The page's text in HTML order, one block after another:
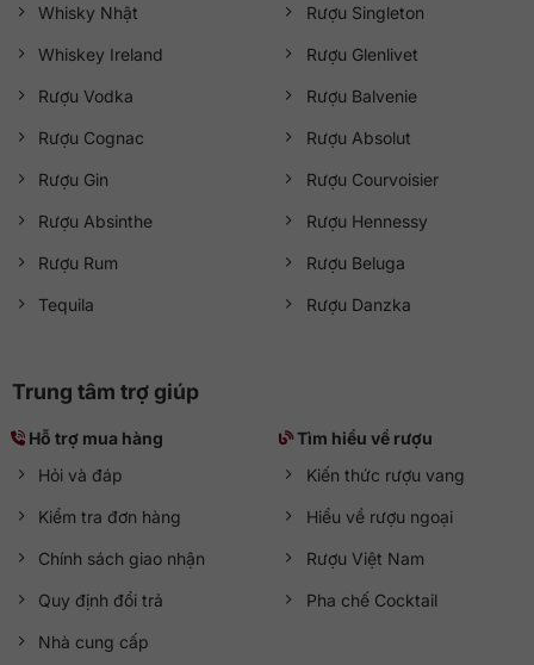
Whisky Nhật
Whiskey Ireland
Rượu Vodka
Rượu Cognac
Rượu Gin
Rượu Absinthe
Rượu Rum
Tequila
Rượu Singleton
Rượu Glenlivet
Rượu Balvenie
Rượu Absolut
Rượu Courvoisier
Rượu Hennessy
Rượu Beluga
Rượu Danzka
Trung tâm trợ giúp
Hỗ trợ mua hàng
Hỏi và đáp
Kiểm tra đơn hàng
Chính sách giao nhận
Quy định đổi trả
Nhà cung cấp
Tìm hiểu về rượu
Kiến thức rượu vang
Hiểu về rượu ngoại
Rượu Việt Nam
Pha chế Cocktail